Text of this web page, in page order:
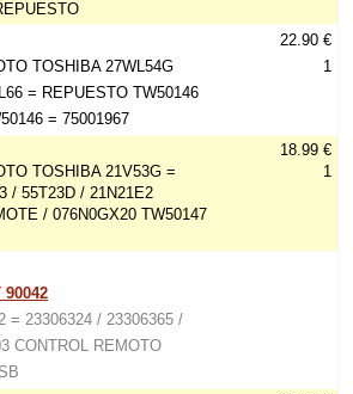
TOSHIBA 27WL54G
= REPUESTO TW50146
= 75001967
22.90 €
1
TOSHIBA 21V53G =
/ 55T23D / 21N21E2
/ 076N0GX20 TW50147
18.99 €
1
90042
= 23306324 / 23306365 /
CONTROL REMOTO